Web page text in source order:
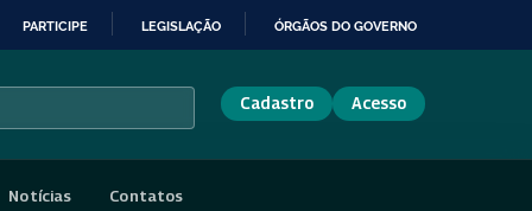
PARTICIPE LEGISLAÇÃO ÓRGÃOS DO GOVERNO
Cadastro Acesso
Notícias Contatos